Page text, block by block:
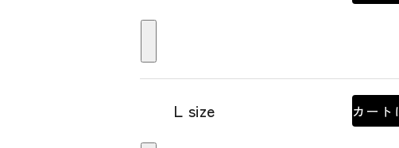
L size カート